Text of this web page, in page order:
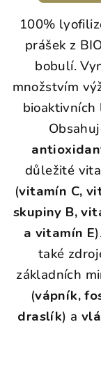
100%
prášek z
bobulí.
množstvím
bioaktivních
důležité
(vitamín C,
skupiny B,
a vitamín E
také
základních
(vápník,
draslík) a